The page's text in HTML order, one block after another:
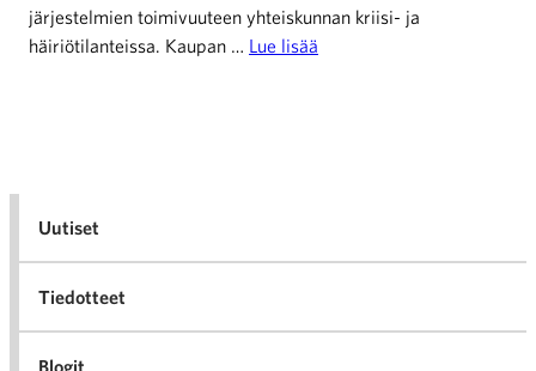
järjestelmien toimivuuteen yhteiskunnan kriisi- ja
häiriötilanteissa. Kaupan … Lue lisää
Uutiset
Tiedotteet
Blogit